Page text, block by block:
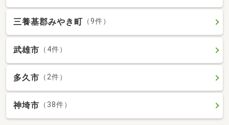
三養基郡みやき町 （9件）
武雄市 （4件）
多久市 （2件）
神埼市 （38件）